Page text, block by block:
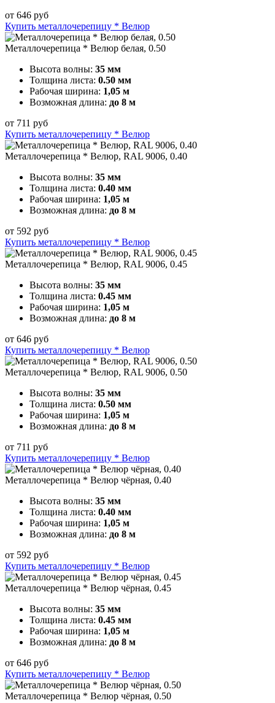
от 646 руб
Купить металлочерепицу * Велюр
Металлочерепица * Велюр белая, 0.50
Высота волны: 35 мм
Толщина листа: 0.50 мм
Рабочая ширина: 1,05 м
Возможная длина: до 8 м
от 711 руб
Купить металлочерепицу * Велюр
Металлочерепица * Велюр, RAL 9006, 0.40
Высота волны: 35 мм
Толщина листа: 0.40 мм
Рабочая ширина: 1,05 м
Возможная длина: до 8 м
от 592 руб
Купить металлочерепицу * Велюр
Металлочерепица * Велюр, RAL 9006, 0.45
Высота волны: 35 мм
Толщина листа: 0.45 мм
Рабочая ширина: 1,05 м
Возможная длина: до 8 м
от 646 руб
Купить металлочерепицу * Велюр
Металлочерепица * Велюр, RAL 9006, 0.50
Высота волны: 35 мм
Толщина листа: 0.50 мм
Рабочая ширина: 1,05 м
Возможная длина: до 8 м
от 711 руб
Купить металлочерепицу * Велюр
Металлочерепица * Велюр чёрная, 0.40
Высота волны: 35 мм
Толщина листа: 0.40 мм
Рабочая ширина: 1,05 м
Возможная длина: до 8 м
от 592 руб
Купить металлочерепицу * Велюр
Металлочерепица * Велюр чёрная, 0.45
Высота волны: 35 мм
Толщина листа: 0.45 мм
Рабочая ширина: 1,05 м
Возможная длина: до 8 м
от 646 руб
Купить металлочерепицу * Велюр
Металлочерепица * Велюр чёрная, 0.50